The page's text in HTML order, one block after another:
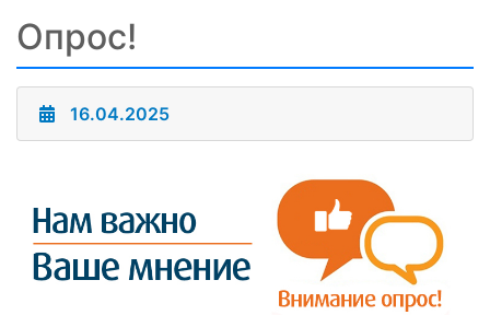
Опрос!
16.04.2025